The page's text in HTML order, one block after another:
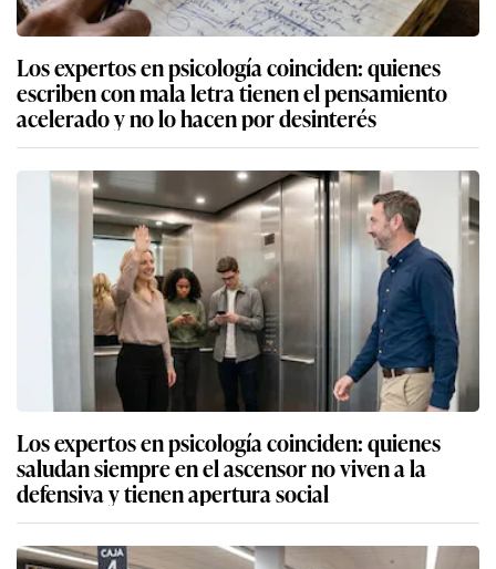
Los expertos en psicología coinciden: quienes
escriben con mala letra tienen el pensamiento
acelerado y no lo hacen por desinterés
Los expertos en psicología coinciden: quienes
saludan siempre en el ascensor no viven a la
defensiva y tienen apertura social